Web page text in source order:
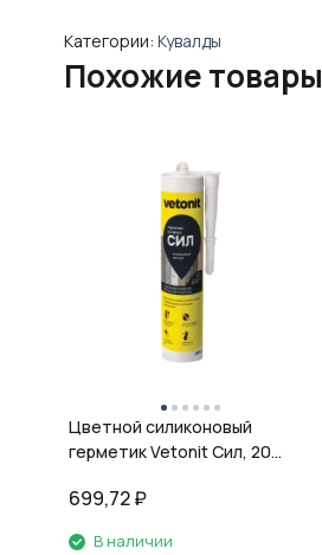
Категории: Кувалды
Похожие товары
Цветной силиконовый
герметик Vetonit Сил, 20
699,72 ₽
В наличии